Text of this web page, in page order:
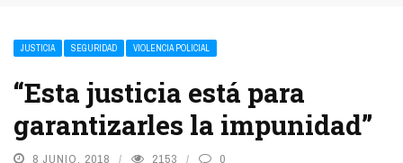
JUSTICIA SEGURIDAD VIOLENCIA POLICIAL
“Esta justicia está para
garantizarles la impunidad”
8 JUNIO, 2018 2153 0